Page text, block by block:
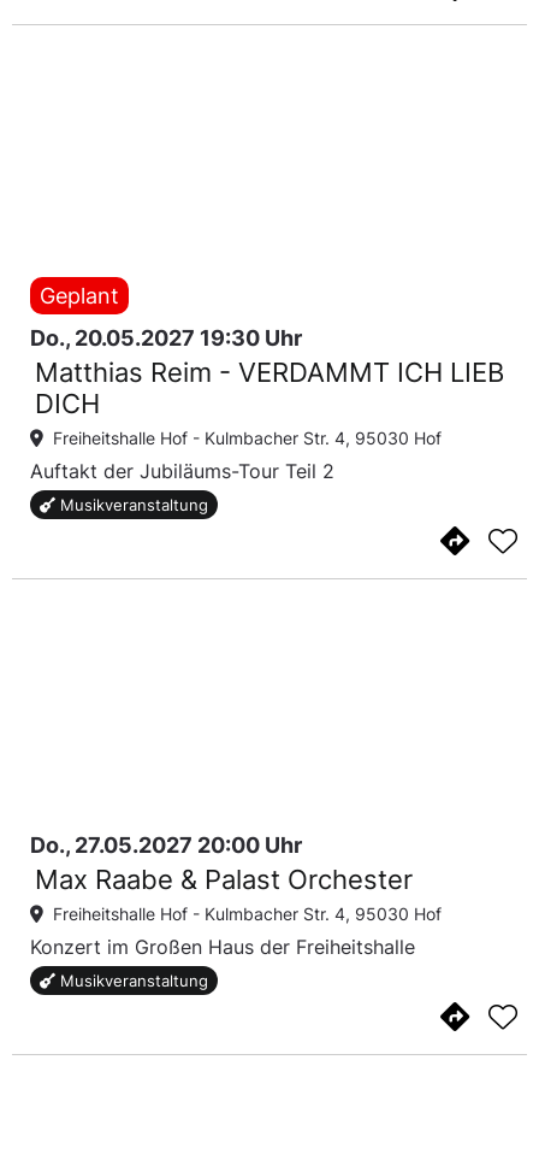
Geplant
Do., 20.05.2027 19:30 Uhr
Matthias Reim - VERDAMMT ICH LIEB
DICH
Freiheitshalle Hof - Kulmbacher Str. 4, 95030 Hof
Auftakt der Jubiläums-Tour Teil 2
Musikveranstaltung
Do., 27.05.2027 20:00 Uhr
Max Raabe & Palast Orchester
Freiheitshalle Hof - Kulmbacher Str. 4, 95030 Hof
Konzert im Großen Haus der Freiheitshalle
Musikveranstaltung